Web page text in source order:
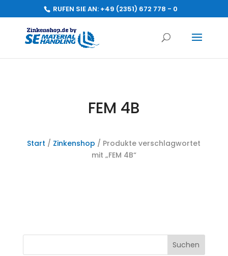
RUFEN SIE AN: +49 (2351) 672 778 - 0
FEM 4B
Start / Zinkenshop / Produkte verschlagwortet
mit „FEM 4B“
Suchen